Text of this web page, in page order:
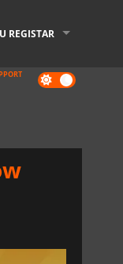
REGISTAR
Dark
mode